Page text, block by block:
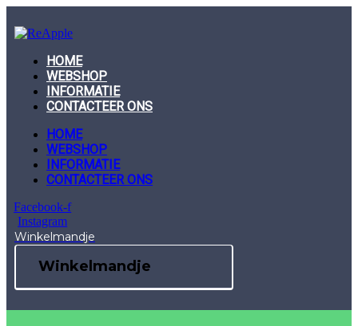
to
content
HOME
WEBSHOP
INFORMATIE
CONTACTEER ONS
HOME
WEBSHOP
INFORMATIE
CONTACTEER ONS
Facebook-f
Instagram
Winkelmandje
Winkelmandje